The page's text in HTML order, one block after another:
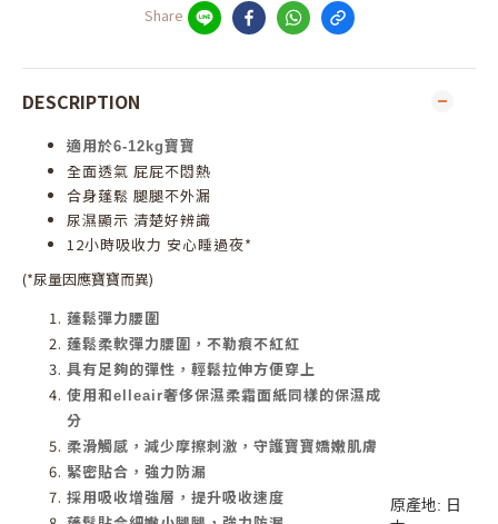
Share
DESCRIPTION
適用於6-12kg寶寶
全面透氣 屁屁不悶熱
合身蓬鬆 腿腿不外漏
尿濕顯示 清楚好辨識
12小時吸收力 安心睡過夜*
(*尿量因應寶寶而異)
蓬鬆彈力腰圍
蓬鬆柔軟彈力腰圍，不勒痕不紅紅
具有足夠的彈性，輕鬆拉伸方便穿上
使用和elleair奢侈保濕柔霜面紙同樣的保濕成
分
柔滑觸感，減少摩擦刺激，守護寶寶嬌嫩肌膚
緊密貼合，強力防漏
採用吸收增強層，提升吸收速度
原產地: 日